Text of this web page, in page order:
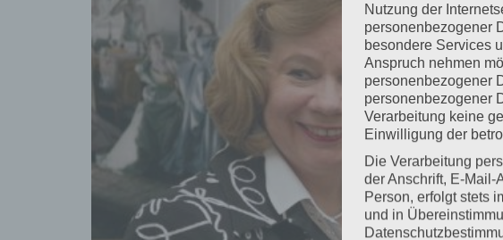
Nutzung der
personenbezogener
besondere Services
Anspruch nehmen
personenbezogener
personenbezogener
Verarbeitung keine
Einwilligung der
Die Verarbeitung
der Anschrift, E-Mail-
Person, erfolgt stets
und in